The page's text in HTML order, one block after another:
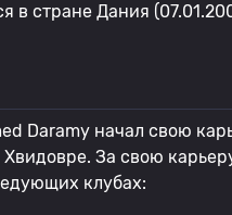
в стране Дания
Daramy начал свою
За свою
клубах: